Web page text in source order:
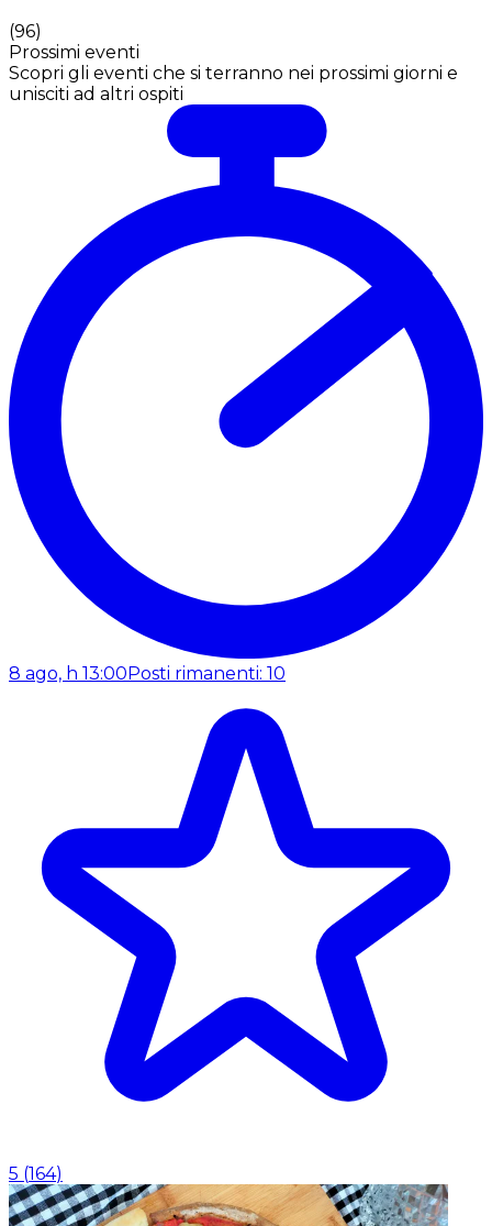
(96)
Prossimi eventi
Scopri gli eventi che si terranno nei prossimi giorni e
unisciti ad altri ospiti
8 ago, h 13:00 Posti rimanenti: 10
5 (164)